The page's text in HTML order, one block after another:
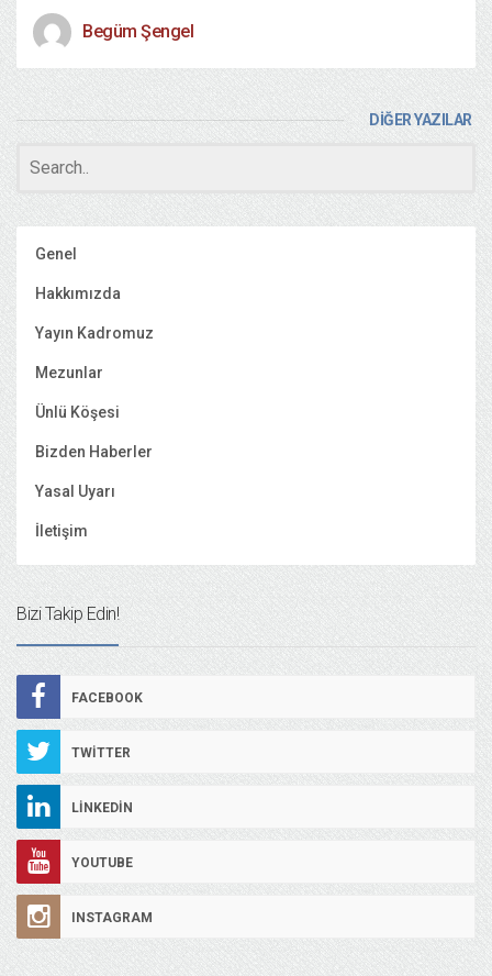
Begüm Şengel
DİĞER YAZILAR
Genel
Hakkımızda
Yayın Kadromuz
Mezunlar
Ünlü Köşesi
Bizden Haberler
Yasal Uyarı
İletişim
Bizi Takip Edin!
FACEBOOK
TWITTER
LINKEDIN
YOUTUBE
INSTAGRAM